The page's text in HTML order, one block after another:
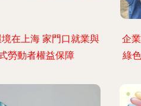
在上海 家門口就業與
勞動者權益保障
企
綠